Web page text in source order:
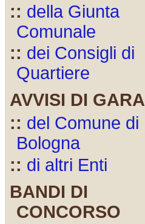
:: della Giunta
Comunale
:: dei Consigli di
Quartiere
AVVISI DI GARA
:: del Comune di
Bologna
:: di altri Enti
BANDI DI
CONCORSO